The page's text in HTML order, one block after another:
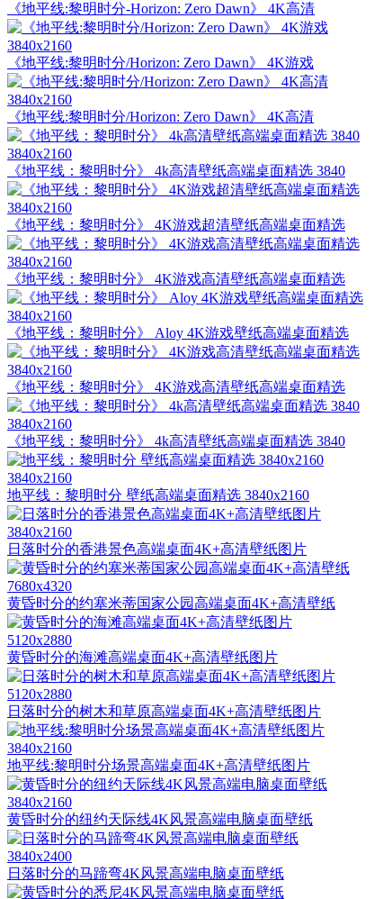
《地平线:黎明时分-Horizon: Zero Dawn》 4K高清
3840x2160
《地平线:黎明时分/Horizon: Zero Dawn》 4K游戏
3840x2160
《地平线:黎明时分/Horizon: Zero Dawn》 4K高清
3840x2160
《地平线：黎明时分》 4k高清壁纸高端桌面精选 3840
3840x2160
《地平线：黎明时分》 4K游戏超清壁纸高端桌面精选
3840x2160
《地平线：黎明时分》 4K游戏高清壁纸高端桌面精选
3840x2160
《地平线：黎明时分》 Aloy 4K游戏壁纸高端桌面精选
3840x2160
《地平线：黎明时分》 4K游戏高清壁纸高端桌面精选
3840x2160
《地平线：黎明时分》 4k高清壁纸高端桌面精选 3840
3840x2160
地平线：黎明时分 壁纸高端桌面精选 3840x2160
3840x2160
日落时分的香港景色高端桌面4K+高清壁纸图片
7680x4320
黄昏时分的约塞米蒂国家公园高端桌面4K+高清壁纸
5120x2880
黄昏时分的海滩高端桌面4K+高清壁纸图片
5120x2880
日落时分的树木和草原高端桌面4K+高清壁纸图片
3840x2160
地平线:黎明时分场景高端桌面4K+高清壁纸图片
3840x2160
黄昏时分的纽约天际线4K风景高端电脑桌面壁纸
3840x2400
日落时分的马蹄弯4K风景高端电脑桌面壁纸